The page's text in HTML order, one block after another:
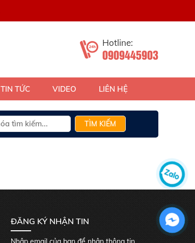
Hotline:
0909445903
TIN TỨC VIDEO LIÊN HỆ
TÌM KIẾM
ĐĂNG KÝ NHẬN TIN